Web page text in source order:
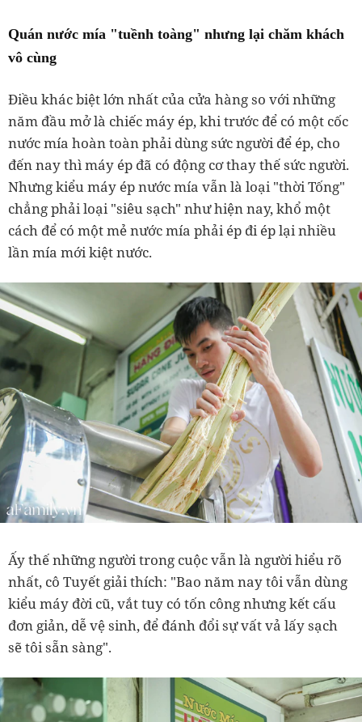
Quán nước mía "tuềnh toàng" nhưng lại chăm khách
vô cùng
Điều khác biệt lớn nhất của cửa hàng so với những
năm đầu mở là chiếc máy ép, khi trước để có một cốc
nước mía hoàn toàn phải dùng sức người để ép, cho
đến nay thì máy ép đã có động cơ thay thế sức người.
Nhưng kiểu máy ép nước mía vẫn là loại "thời Tống"
chẳng phải loại "siêu sạch" như hiện nay, khổ một
cách để có một mẻ nước mía phải ép đi ép lại nhiều
lần mía mới kiệt nước.
Ấy thế những người trong cuộc vẫn là người hiểu rõ
nhất, cô Tuyết giải thích: "Bao năm nay tôi vẫn dùng
kiểu máy đời cũ, vắt tuy có tốn công nhưng kết cấu
đơn giản, dễ vệ sinh, để đánh đổi sự vất vả lấy sạch
sẽ tôi sẵn sàng".